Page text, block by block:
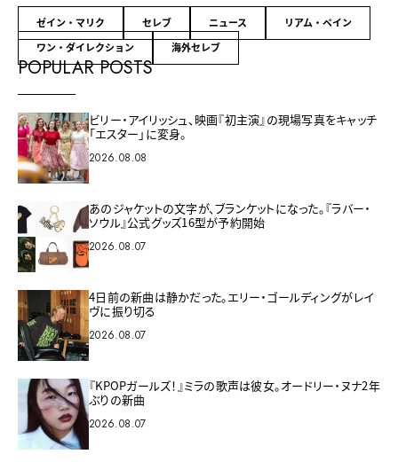
ゼイン・マリク セレブ ニュース
リアム・ペイン
ワン・ダイレクション
海外セレブ
POPULAR POSTS
ビリー・アイリッシュ、映画『初主演』の現場写真をキャッチ
「エスター」に変身。
2026.08.08
あのジャケットの文字が、ブランケットになった。『ラバー・
ソウル』公式グッズ16型が予約開始
2026.08.07
4日前の新曲は静かだった。エリー・ゴールディングがレイ
ヴに振り切る
2026.08.07
『KPOPガールズ！』ミラの歌声は彼女。オードリー・ヌナ2年
ぶりの新曲
2026.08.07